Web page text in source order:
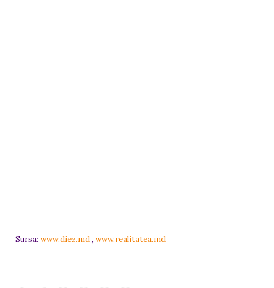
Sursa: www.diez.md, www.realitatea.md